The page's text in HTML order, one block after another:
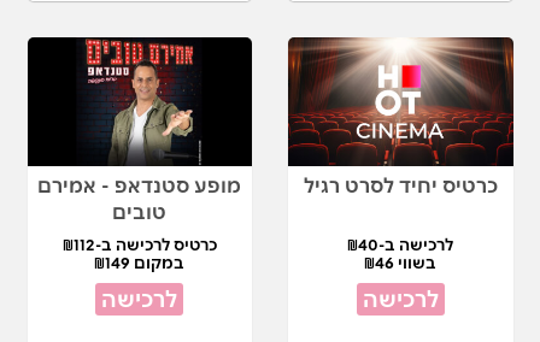
כרטיס יחיד לסרט רגיל
לרכישה ב-₪40
בשווי ₪46
לרכישה
מופע סטנדאפ - אמירם
טובים
כרטיס לרכישה ב-₪112
במקום ₪149
לרכישה